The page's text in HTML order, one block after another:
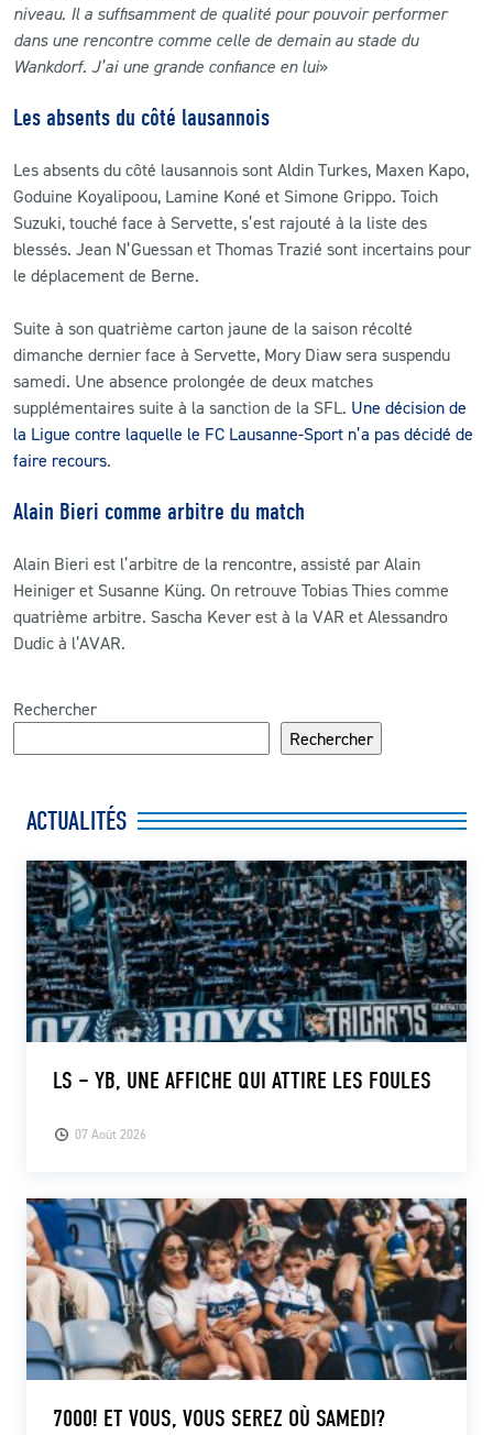
niveau. Il a suffisamment de qualité pour pouvoir performer
dans une rencontre comme celle de demain au stade du
Wankdorf. J’ai une grande confiance en lui»
Les absents du côté lausannois
Les absents du côté lausannois sont Aldin Turkes, Maxen Kapo,
Goduine Koyalipoou, Lamine Koné et Simone Grippo. Toich
Suzuki, touché face à Servette, s’est rajouté à la liste des
blessés. Jean N’Guessan et Thomas Trazié sont incertains pour
le déplacement de Berne.
Suite à son quatrième carton jaune de la saison récolté
dimanche dernier face à Servette, Mory Diaw sera suspendu
samedi. Une absence prolongée de deux matches
supplémentaires suite à la sanction de la SFL. Une décision de
la Ligue contre laquelle le FC Lausanne-Sport n’a pas décidé de
faire recours.
Alain Bieri comme arbitre du match
Alain Bieri est l’arbitre de la rencontre, assisté par Alain
Heiniger et Susanne Küng. On retrouve Tobias Thies comme
quatrième arbitre. Sascha Kever est à la VAR et Alessandro
Dudic à l’AVAR.
Rechercher
Rechercher
ACTUALITÉS
07 Août 2026
LS – YB, UNE AFFICHE QUI ATTIRE LES FOULES
7000! ET VOUS, VOUS SEREZ OÙ SAMEDI?